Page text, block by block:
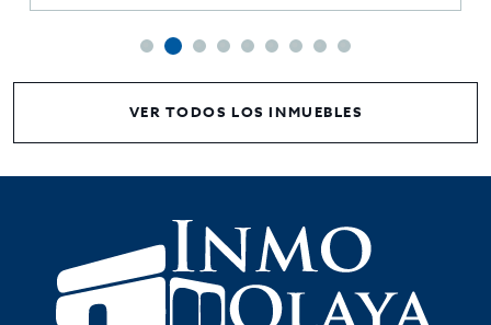
VER TODOS LOS INMUEBLES